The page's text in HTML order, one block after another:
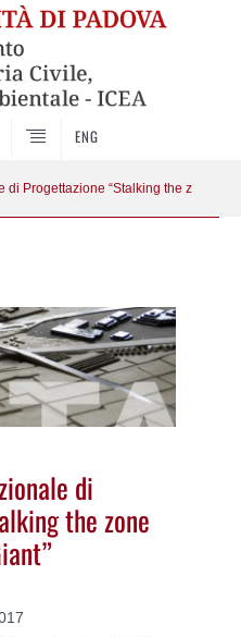
ENG
di Progettazione “Stalking the zone
di
the zone